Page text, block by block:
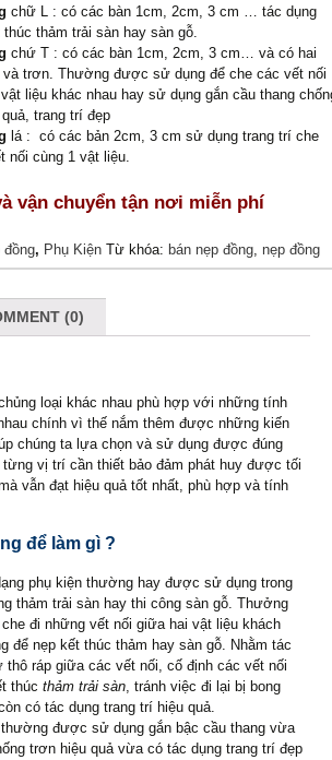
chữ L : có các bàn 1cm, 2cm, 3 cm … tác dụng
thảm trải sàn hay sàn gỗ.
chứ T : có các bàn 1cm, 2cm, 3 cm… và có hai
và trơn. Thường được sử dụng để che các vết nối
liệu khác nhau hay sử dụng gắn cầu thang
trang trí đẹp
lá : có các bản 2cm, 3 cm sử dụng trang trí che
nối cùng 1 vật liệu.
vận chuyển tận nơi miễn phí
đồng, Phụ Kiện Từ khóa: bán nẹp đồng, nẹp đồng
(0)
loại khác nhau phù hợp với những tính
chính vì thế nắm thêm được những kiến
chúng ta lựa chọn và sử dụng được đúng
vị trí cần thiết bảo đảm phát huy được tối
vẫn đạt hiệu quả tốt nhất, phù hợp và tính
để làm gì ?
phụ kiện thường hay được sử dụng trong
thảm trải sàn hay thi công sàn gỗ. Thưởng
đi những vết nối giữa hai vật liệu khách
để nẹp kết thúc thảm hay sàn gỗ. Nhằm tác
thô ráp giữa các vết nối, cố định các vết nối
thúc thảm trải sàn, tránh việc đi lại bị bong
có tác dụng trang trí hiệu quả.
thường được sử dụng gắn bậc cầu thang vừa
trơn hiệu quả vừa có tác dụng trang trí đẹp